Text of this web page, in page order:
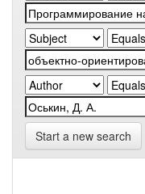
Start a new search